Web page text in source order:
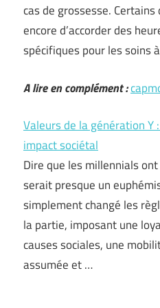
cas de grossesse.
encore d’accorder des
spécifiques pour les soins
A lire en complément :
Valeurs de la génération
impact sociétal
Dire que les millennials
serait presque un
simplement changé les
la partie, imposant une
causes sociales, une
assumée et …